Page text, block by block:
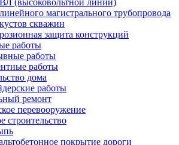
(высоковольтной линии)
магистрального трубопровода
скважин
защита конструкций
работы
работы
работы
дома
работы
ремонт
перевооружение
строительство
покрытие дороги